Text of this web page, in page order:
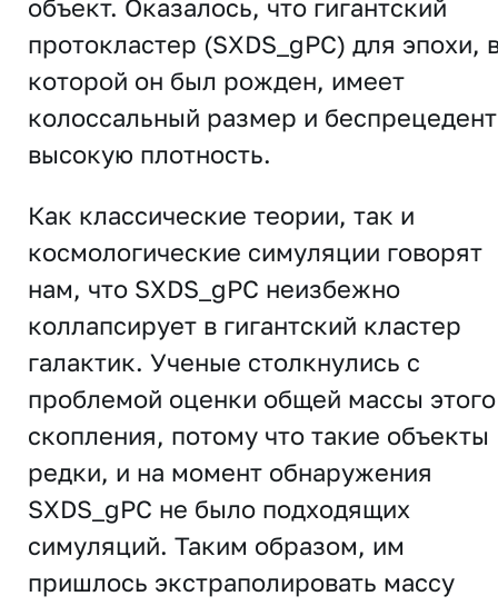
объект. Оказалось, что гигантский
протокластер (SXDS_gPC) для эпохи,
которой он был рожден, имеет
колоссальный размер и
высокую плотность.
Как классические теории, так и
космологические симуляции говорят
нам, что SXDS_gPC неизбежно
коллапсирует в гигантский кластер
галактик. Ученые столкнулись с
проблемой оценки общей массы этого
скопления, потому что такие объекты
редки, и на момент обнаружения
SXDS_gPC не было подходящих
симуляций. Таким образом, им
пришлось экстраполировать массу